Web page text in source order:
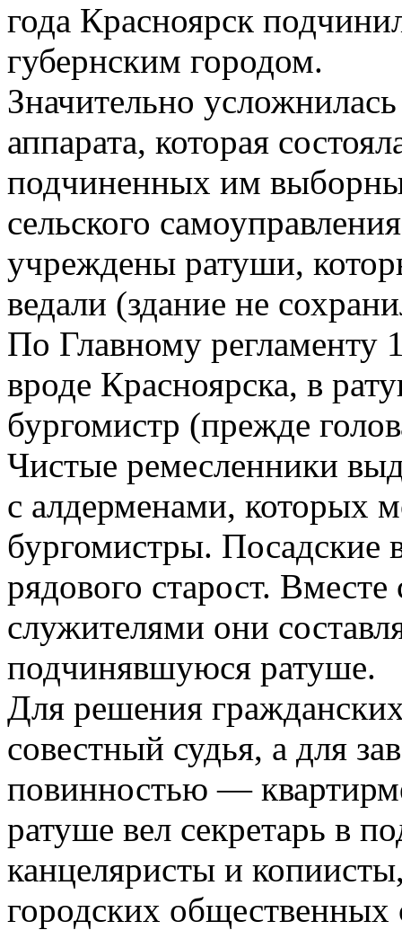
года Красноярск
губернским городом.
Значительно
аппарата, которая
подчиненных им
сельского
учреждены ратуши,
ведали (здание не
По Главному регламенту
вроде Красноярска, в
бургомистр (прежде
Чистые ремесленники
с алдерменами, которых
бургомистры. Посадские
рядового старост.
служителями они
подчинявшуюся ратуше.
Для решения
совестный судья, а для
повинностью —
ратуше вел секретарь в
канцеляристы и
городских общественных